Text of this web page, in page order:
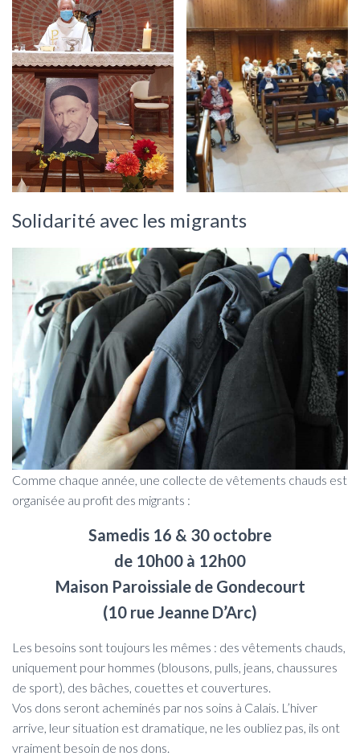
Solidarité avec les migrants
Comme chaque année, une collecte de vêtements chauds est
organisée au profit des migrants :
Samedis 16 & 30 octobre
de 10h00 à 12h00
Maison Paroissiale de Gondecourt
(10 rue Jeanne D’Arc)
Les besoins sont toujours les mêmes : des vêtements chauds,
uniquement pour hommes (blousons, pulls, jeans, chaussures
de sport), des bâches, couettes et couvertures.
Vos dons seront acheminés par nos soins à Calais. L’hiver
arrive, leur situation est dramatique, ne les oubliez pas, ils ont
vraiment besoin de nos dons.